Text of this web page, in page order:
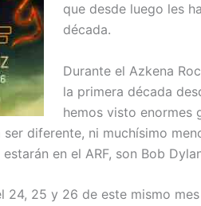
que desde luego les
década.
Durante el Azkena
la primera década
hemos visto enormes
ser diferente, ni muchísimo
en el ARF, son Bob
24, 25 y 26 de este mismo